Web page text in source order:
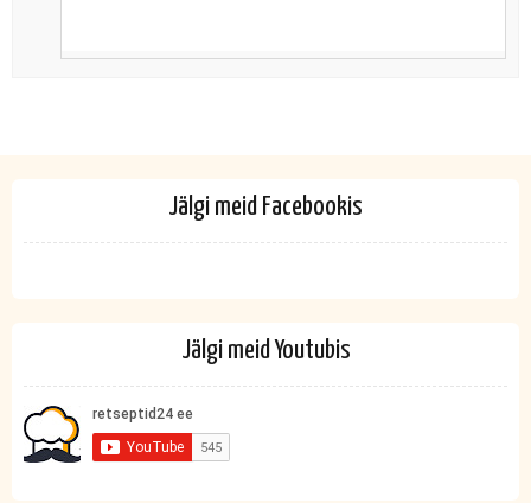
Jälgi meid Facebookis
Jälgi meid Youtubis